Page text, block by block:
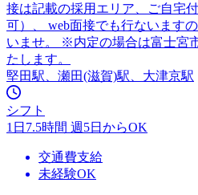
接は記載の採用エリア、ご自宅
可）、 web面接でも行ないます
いませ。 ※内定の場合は富士宮
たします。
堅田駅、瀬田(滋賀)駅、大津京駅
シフト
1日7.5時間 週5日からOK
交通費支給
未経験OK